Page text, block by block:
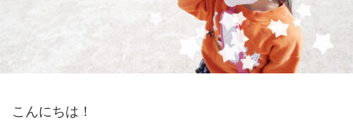
こんにちは！